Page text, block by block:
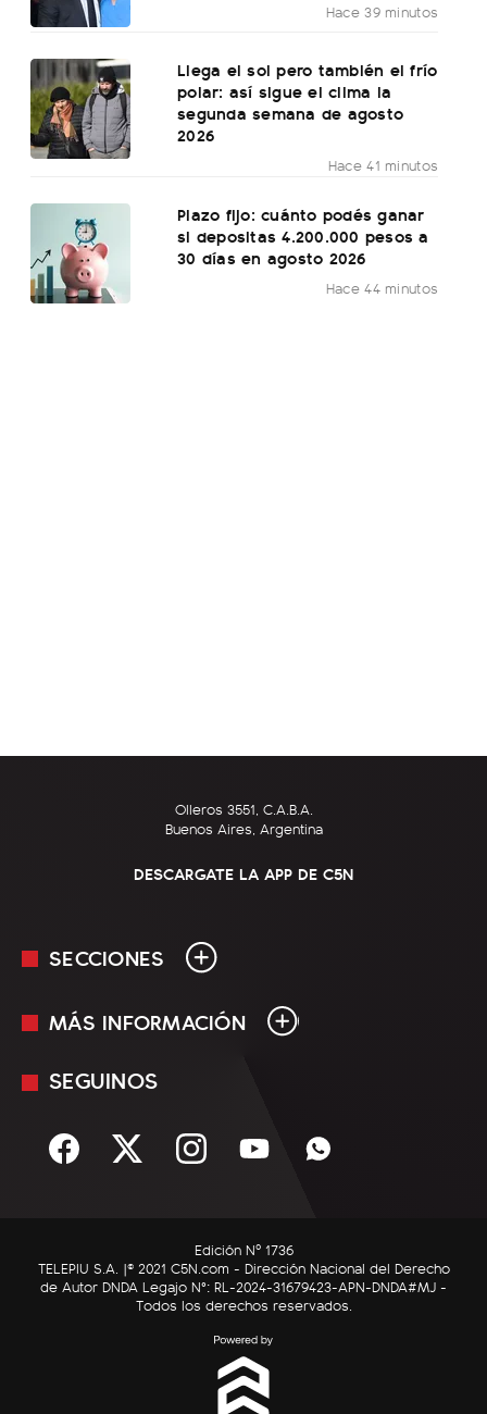
Hace 39 minutos
Llega el sol pero también el frío
polar: así sigue el clima la
segunda semana de agosto
2026
Hace 41 minutos
Plazo fijo: cuánto podés ganar
si depositas 4.200.000 pesos a
30 días en agosto 2026
Hace 44 minutos
Olleros 3551, C.A.B.A.
Buenos Aires, Argentina
DESCARGATE LA APP DE C5N
SECCIONES
En Vivo
Sociedad
C5N Autos
RatingCero
MÁS INFORMACIÓN
Mediakit
Términos y condiciones
SEGUINOS
Edición Nº 1736
TELEPIU S.A. |© 2021 C5N.com - Dirección Nacional del Derecho
de Autor DNDA Legajo N°: RL-2024-31679423-APN-DNDA#MJ -
Todos los derechos reservados.